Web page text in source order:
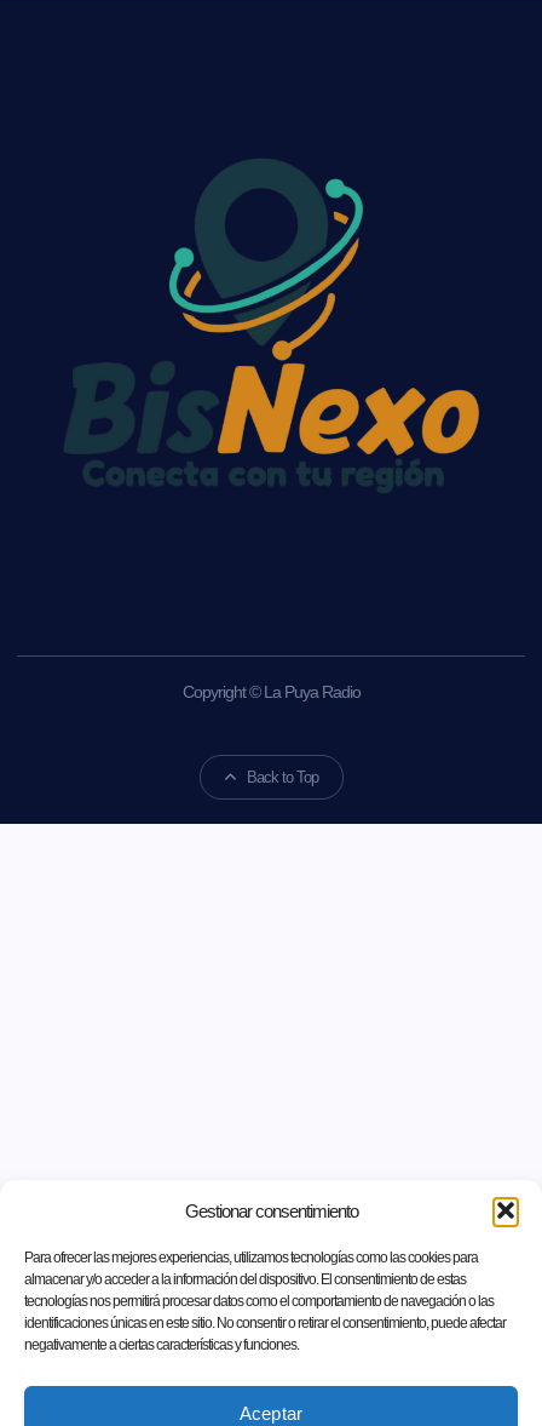
Gestionar consentimiento
Para ofrecer las mejores experiencias, utilizamos tecnologías como las cookies para
almacenar y/o acceder a la información del dispositivo. El consentimiento de estas
tecnologías nos permitirá procesar datos como el comportamiento de navegación o las
identificaciones únicas en este sitio. No consentir o retirar el consentimiento, puede afectar
negativamente a ciertas características y funciones.
Aceptar
Copyright © La Puya Radio
Back to Top